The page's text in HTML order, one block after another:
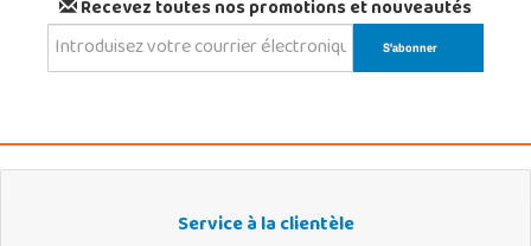
Recevez toutes nos promotions et nouveautés
Service à la clientèle